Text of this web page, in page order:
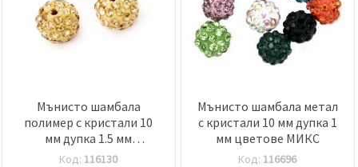
Мънисто шамбала
полимер с кристали 10
мм дупка 1.5 мм
оранжево
Код: 116130
Мънисто шамбала метал
с кристали 10 мм дупка 1
мм цветове МИКС
Код: 116696